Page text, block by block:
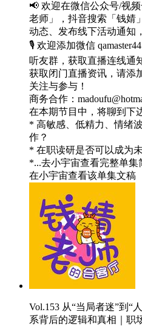
📢 欢迎在微信公众号/视
老师」，抖音搜索「钱婧
动态、发布线下活动通知
🎙️ 欢迎添加微信
听友群，获取直播连线通
获取闭门直播资讯，请添
关注与参与！
商务合作：
在本期节目中，将聊到下
* 高敏感、低精力、情绪
作？
* 在职读研是否可以成为
*...去小宇宙查看完整单集
在小宇宙查看该单集文稿
Vol.153 从“当局者迷”到“
系背后的逻辑和真相｜职